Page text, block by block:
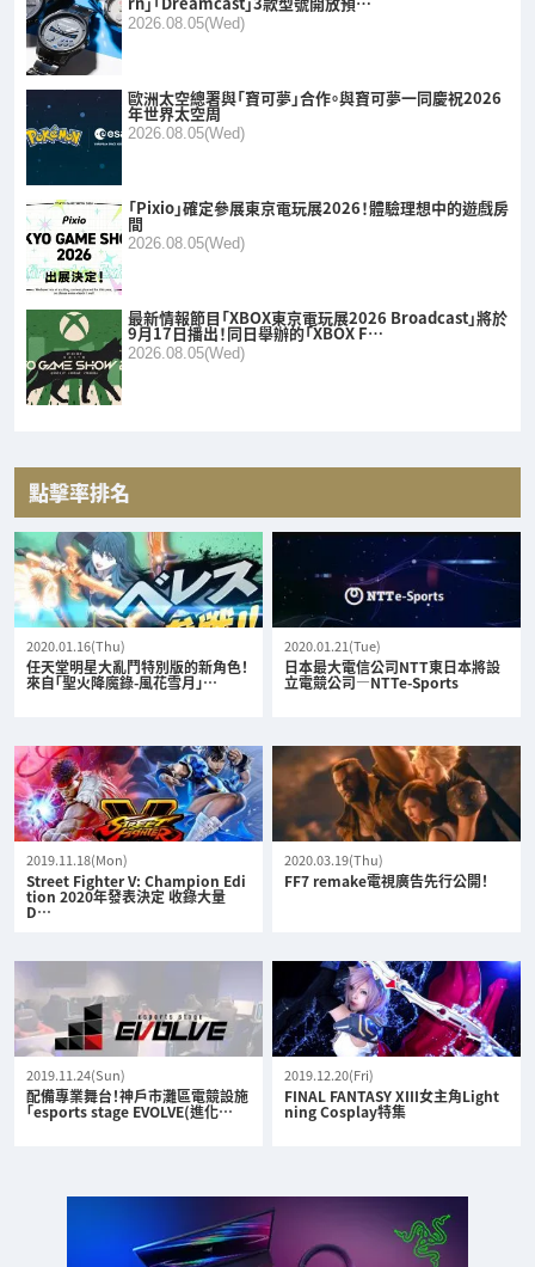
2026.08.05(Wed)
歐洲太空總署與「寶可夢」合作。與寶可夢一同慶祝2026
年世界太空周
2026.08.05(Wed)
「Pixio」確定參展東京電玩展2026！體驗理想中的遊戲房
間
2026.08.05(Wed)
最新情報節目「XBOX東京電玩展2026 Broadcast」將於
9月17日播出！同日舉辦的「XBOX F…
2026.08.05(Wed)
點擊率排名
2020.01.16(Thu)
任天堂明星大亂鬥特別版的新角色！
來自「聖火降魔錄-風花雪月」…
2020.01.21(Tue)
日本最大電信公司NTT東日本將設
立電競公司—NTTe-Sports
2019.11.18(Mon)
Street Fighter V: Champion Edi
tion 2020年發表決定 收錄大量
D…
2020.03.19(Thu)
FF7 remake電視廣告先行公開！
2019.11.24(Sun)
配備專業舞台！神戶市灘區電競設施
「esports stage EVOLVE(進化…
2019.12.20(Fri)
FINAL FANTASY XIII女主角Light
ning Cosplay特集